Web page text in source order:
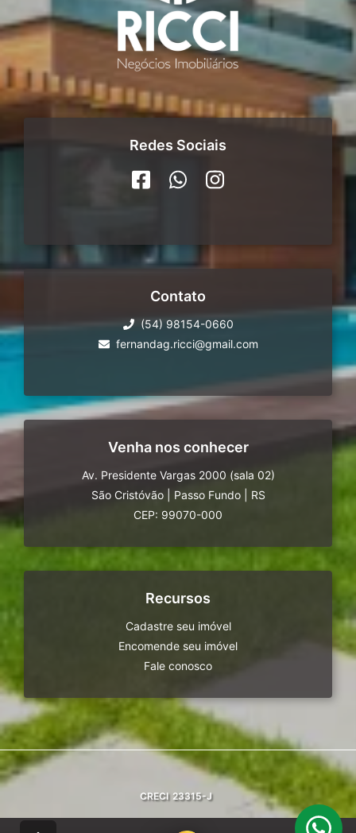
Redes Sociais
Contato
(54) 98154-0660
fernandag.ricci@gmail.com
Venha nos conhecer
Av. Presidente Vargas 2000 (sala 02)
São Cristóvão
Passo Fundo
RS
CEP: 99070-000
Recursos
Cadastre seu imóvel
Encomende seu imóvel
Fale conosco
CRECI 23315-J